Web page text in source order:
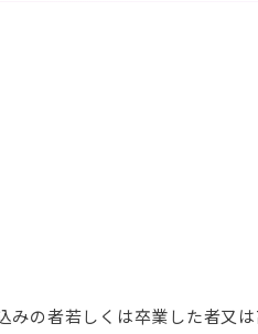
の者若しくは卒業した者又